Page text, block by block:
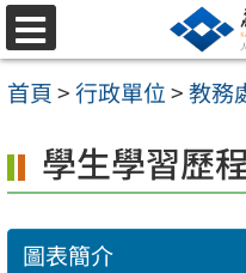
跳
至
主
內
容
選
單
首頁>行政單位>教務
學生學習歷
圖表簡介